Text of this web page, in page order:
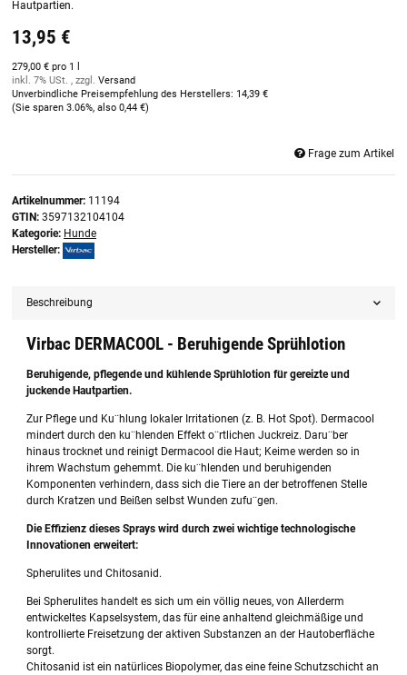
Hautpartien.
13,95 €
279,00 € pro 1 l
inkl. 7% USt. , zzgl. Versand
Unverbindliche Preisempfehlung des Herstellers: 14,39 €
(Sie sparen 3.06%, also 0,44 €)
Frage zum Artikel
Artikelnummer: 11194
GTIN: 3597132104104
Kategorie: Hunde
Hersteller:
Beschreibung
Virbac DERMACOOL - Beruhigende Sprühlotion
Beruhigende, pflegende und kühlende Sprühlotion für gereizte und
juckende Hautpartien.
Zur Pflege und Ku¨hlung lokaler Irritationen (z. B. Hot Spot). Dermacool
mindert durch den ku¨hlenden Effekt o¨rtlichen Juckreiz. Daru¨ber
hinaus trocknet und reinigt Dermacool die Haut; Keime werden so in
ihrem Wachstum gehemmt. Die ku¨hlenden und beruhigenden
Komponenten verhindern, dass sich die Tiere an der betroffenen Stelle
durch Kratzen und Beißen selbst Wunden zufu¨gen.
Die Effizienz dieses Sprays wird durch zwei wichtige technologische
Innovationen erweitert:
Spherulites und Chitosanid.
Bei Spherulites handelt es sich um ein völlig neues, von Allerderm
entwickeltes Kapselsystem, das für eine anhaltend gleichmäßige und
kontrollierte Freisetzung der aktiven Substanzen an der Hautoberfläche
sorgt.
Chitosanid ist ein natürlices Biopolymer, das eine feine Schutzschicht an